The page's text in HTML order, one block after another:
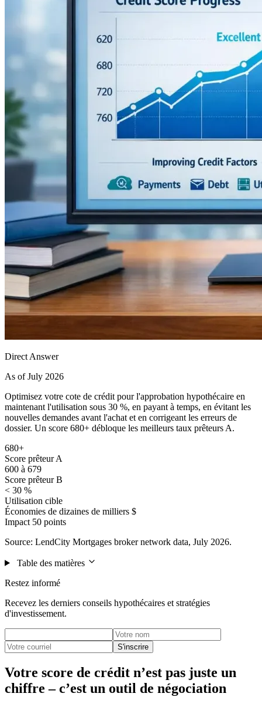
Direct Answer
As of July 2026
Optimisez votre cote de crédit pour l'approbation hypothécaire en
maintenant l'utilisation sous 30 %, en payant à temps, en évitant les
nouvelles demandes avant l'achat et en corrigeant les erreurs de
dossier. Un score 680+ débloque les meilleurs taux prêteurs A.
680+
Score prêteur A
600 à 679
Score prêteur B
< 30 %
Utilisation cible
Économies de dizaines de milliers $
Impact 50 points
Source: LendCity Mortgages broker network data, July 2026.
Table des matières
Restez informé
Recevez les derniers conseils hypothécaires et stratégies
d'investissement.
S'inscrire
Votre score de crédit n’est pas juste un
chiffre – c’est un outil de négociation